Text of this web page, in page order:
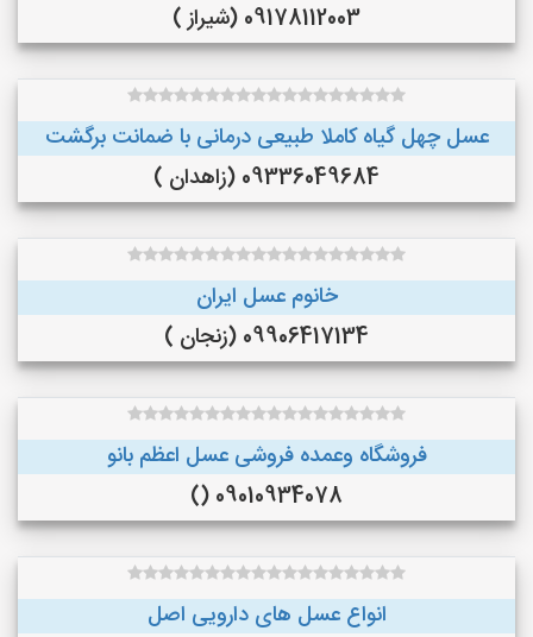
09178112003 (شیراز )
عسل چهل گیاه کاملا طبیعی درمانی با ضمانت برگشت
09336049684 (زاهدان )
خانوم عسل ایران
09906417134 (زنجان )
فروشگاه وعمده فروشی عسل اعظم بانو
09010934078 ()
انواع عسل های دارویی اصل